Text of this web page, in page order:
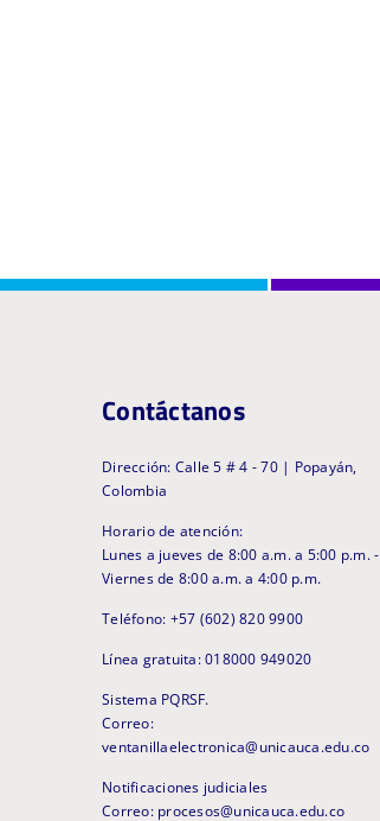
Contáctanos
Dirección: Calle 5 # 4 - 70 | Popayán,
Colombia
Horario de atención:
Lunes a jueves de 8:00 a.m. a 5:00 p.m. -
Viernes de 8:00 a.m. a 4:00 p.m.
Teléfono: +57 (602) 820 9900
Línea gratuita: 018000 949020
Sistema PQRSF.
Correo:
ventanillaelectronica@unicauca.edu.co
Notificaciones judiciales
Correo: procesos@unicauca.edu.co